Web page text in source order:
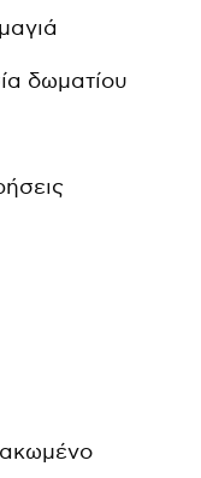
δωματίου